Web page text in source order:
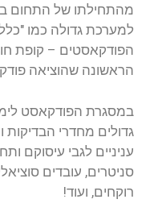
מהתחילתו של התחום
למערכת גדולה כמו
הפודקאסטים – קופת
הראשונה שהוציאה
במסגרת הפודקאסט
גדולים מחדרי הבדיקות
עניניים לגבי עיסוקם
סניטרים, עובדים
רוקחים, ועוד!